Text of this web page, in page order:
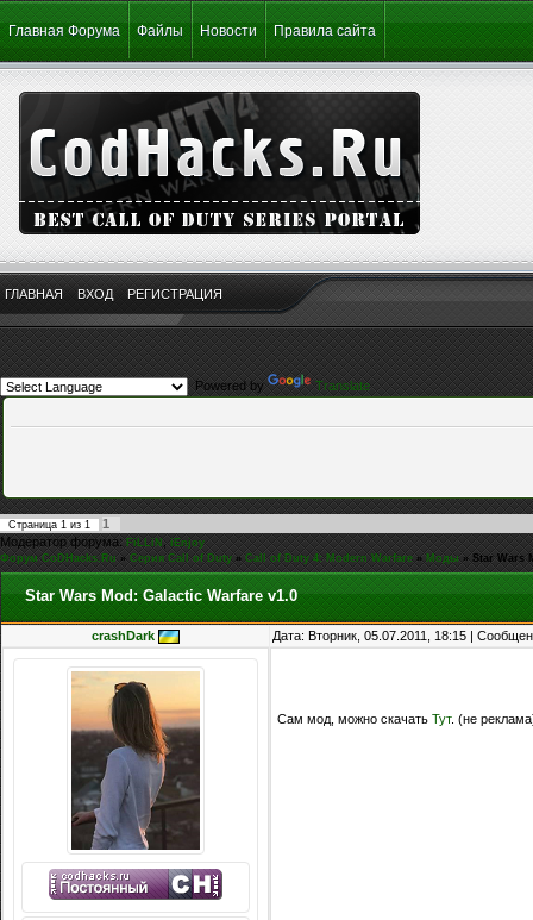
Главная Форума Файлы Новости Правила сайта
ГЛАВНАЯ ВХОД РЕГИСТРАЦИЯ
Powered by Translate
Страница 1 из 1
1
Модератор форума: FiLLiN,iEnjoy
Форум CoDHacks.Ru » Серия Call of Duty » Call of Duty 4: Modern Warfare » Моды » Star Wars
Star Wars Mod: Galactic Warfare v1.0
crashDark Дата: Вторник, 05.07.2011, 18:15 |
Сам мод, можно скачать Тут. (не